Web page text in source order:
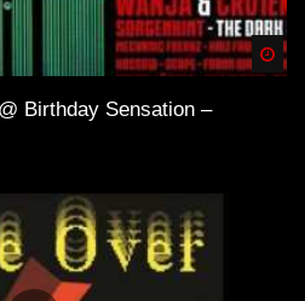
Birthday Sensation –